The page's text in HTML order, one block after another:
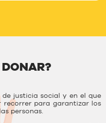
DONAR?
de justicia social y en el que
recorrer para garantizar los
personas.